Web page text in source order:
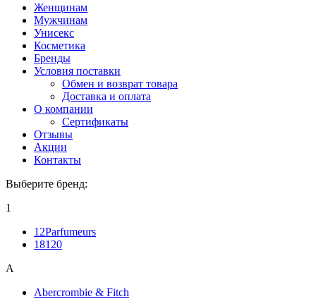
Женщинам
Мужчинам
Унисекс
Косметика
Бренды
Условия поставки
Обмен и возврат товара
Доставка и оплата
О компании
Сертификаты
Отзывы
Акции
Контакты
Выберите бренд:
1
12Parfumeurs
18120
A
Abercrombie & Fitch